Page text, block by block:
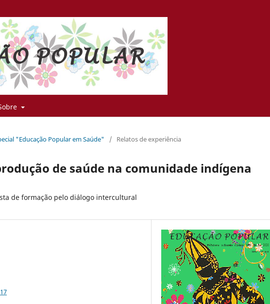
"Educação Popular em Saúde" / Relatos de experiência
de saúde na comunidade indígena
de formação pelo diálogo intercultural